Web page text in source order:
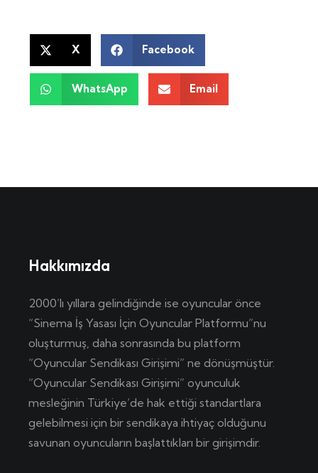
X Facebook
WhatsApp Email
Hakkımızda
2000’lı yıllara gelindiğinde ise oyuncular önce
“Sinema İş Yasası İçin Oyuncular Platformu”nu
oluşturmuş, daha sonrasında bu platform
“Oyuncular Sendikası Girişimi” ne dönüşmüştür.
“Oyuncular Sendikası Girişimi” oyunculuk
mesleğinin Türkiye’de hak ettiği standartlara
gelebilmesi için bir sendikaya ihtiyaç olduğunu
savunan oyuncuların başlattıkları bir girişimdir.